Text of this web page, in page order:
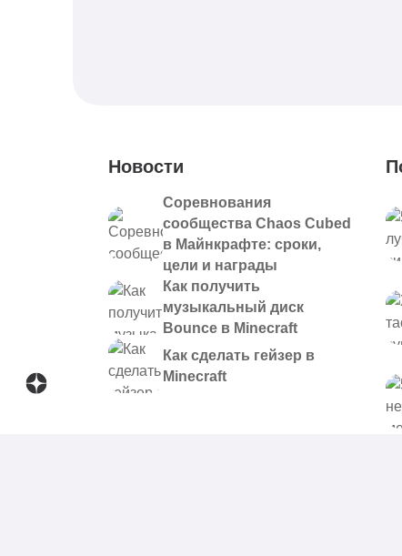
Новости
Соревнования
сообщества Chaos Cubed
в Майнкрафте: сроки,
цели и награды
Как получить
музыкальный диск
Bounce в Minecraft
Как сделать гейзер в
Minecraft